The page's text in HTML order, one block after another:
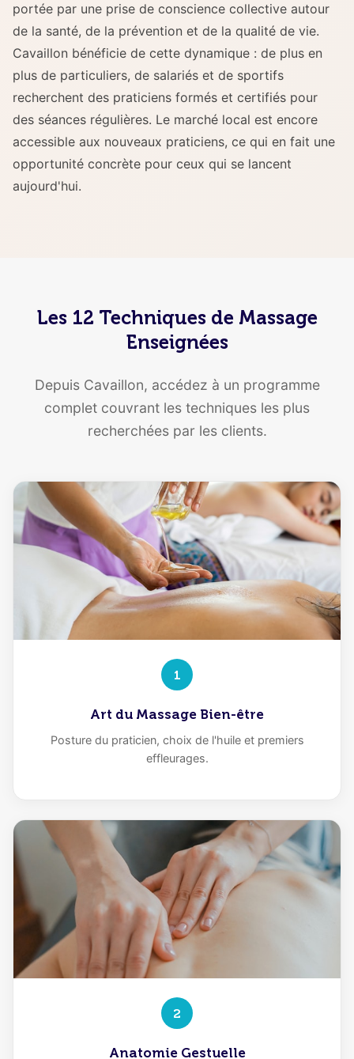
portée par une prise de conscience collective autour
de la santé, de la prévention et de la qualité de vie.
Cavaillon bénéficie de cette dynamique : de plus en
plus de particuliers, de salariés et de sportifs
recherchent des praticiens formés et certifiés pour
des séances régulières. Le marché local est encore
accessible aux nouveaux praticiens, ce qui en fait une
opportunité concrète pour ceux qui se lancent
aujourd'hui.
Les 12 Techniques de Massage
Enseignées
Depuis Cavaillon, accédez à un programme
complet couvrant les techniques les plus
recherchées par les clients.
1
Art du Massage Bien-être
Posture du praticien, choix de l'huile et premiers
effleurages.
2
Anatomie Gestuelle